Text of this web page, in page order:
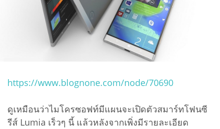
https://www.blognone.com/node/70690
ดูเหมือนว่าไมโครซอฟท์มีแผนจะเปิดตัวสมาร์ทโฟนซี
รีส์ Lumia เร็วๆ นี้ แล้วหลังจากเพิ่งมีรายละเอียด